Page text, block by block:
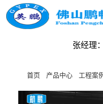
张经理
首页 产品中心 工程案